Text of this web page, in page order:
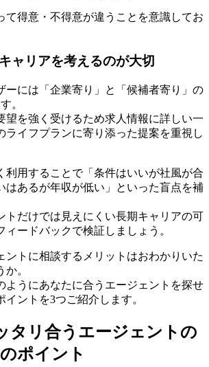
て得意・不得意が違うことを意識してお
ャリアを考えるのが大切
ーには「企業寄り」と「候補者寄り」の
。
望を強く受けるため求人情報に詳しい一
ライフプランに寄り添った提案を重視し
利用することで「条件はいいが社風が合
はあるが年収が低い」といった盲点を補
トだけでは見えにくい長期キャリアの可
ードバックで検証しましょう。
ントに相談するメリットはおわかりいた
。
ようにあなたに合うエージェントを探せ
ントを3つご紹介します。
タリ合うエージェントの
ポイント